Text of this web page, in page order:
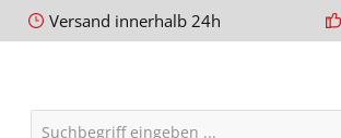
Versand innerhalb 24h